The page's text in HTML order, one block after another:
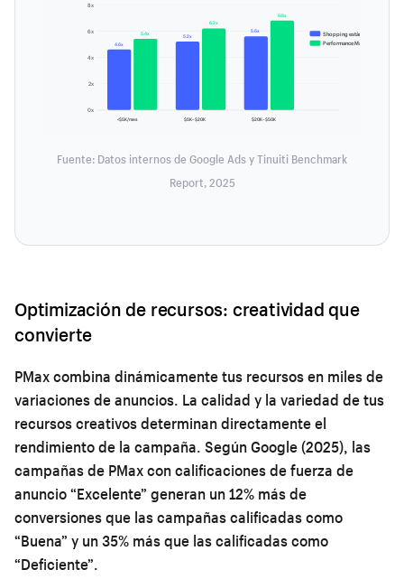
0x
2x
4x
6x
8x
<$5K/mes
4.6x
5.4x
$5K–$20K
5.2x
6.2x
$20K–$50K
5.6x
6.8x
Shopping estándar
Performance Max
Fuente: Datos internos de Google Ads y Tinuiti Benchmark
Report, 2025
Optimización de recursos: creatividad que
convierte
PMax combina dinámicamente tus recursos en miles de
variaciones de anuncios. La calidad y la variedad de tus
recursos creativos determinan directamente el
rendimiento de la campaña. Según Google (2025), las
campañas de PMax con calificaciones de fuerza de
anuncio “Excelente” generan un 12% más de
conversiones que las campañas calificadas como
“Buena” y un 35% más que las calificadas como
“Deficiente”.